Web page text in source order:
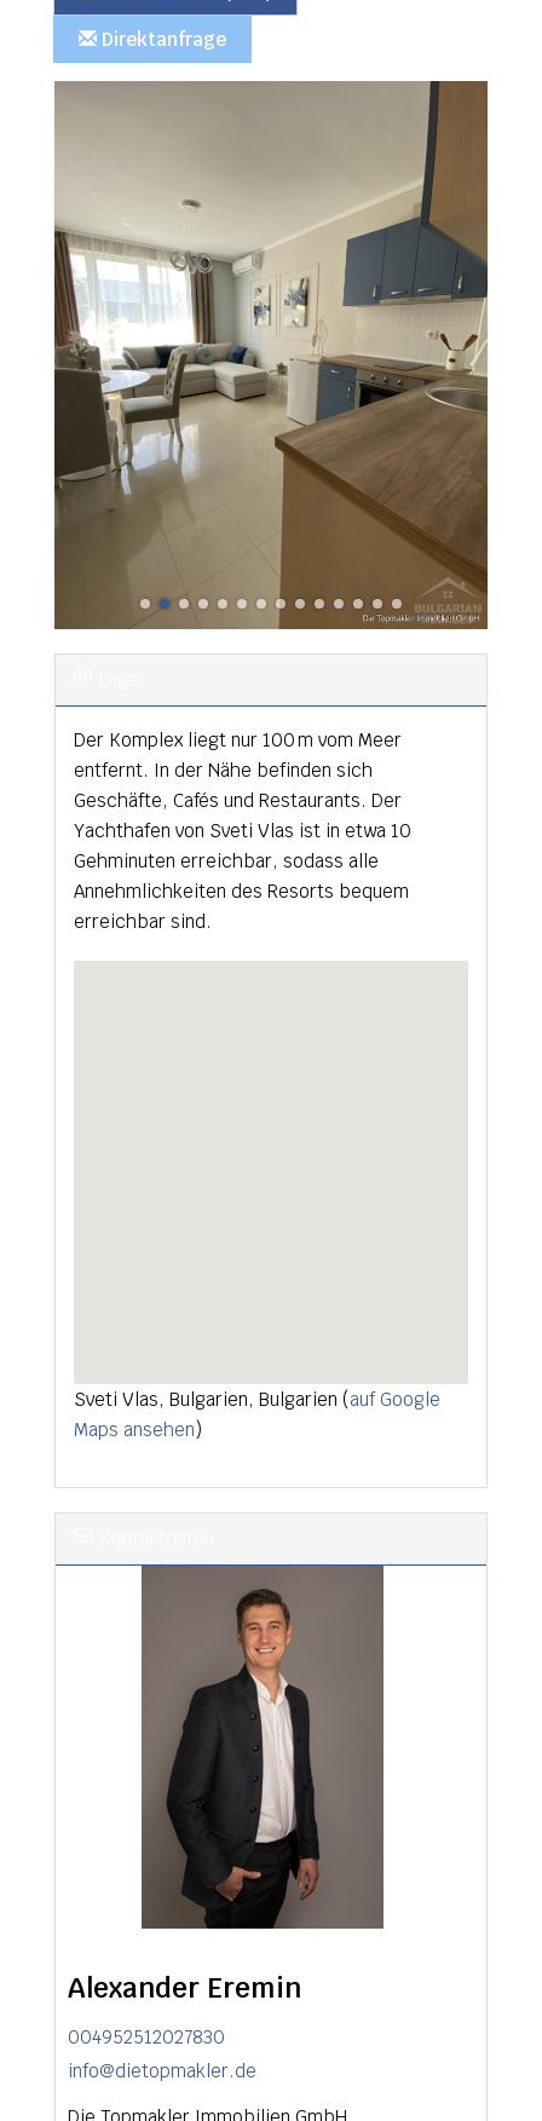
Direktanfrage
Der Komplex liegt nur 100 m vom Meer
entfernt. In der Nähe befinden sich
Geschäfte, Cafés und Restaurants. Der
Yachthafen von Sveti Vlas ist in etwa 10
Gehminuten erreichbar, sodass alle
Annehmlichkeiten des Resorts bequem
erreichbar sind.
Sveti Vlas, Bulgarien, Bulgarien (auf Google
Maps ansehen)
Alexander Eremin
004952512027830
info@dietopmakler.de